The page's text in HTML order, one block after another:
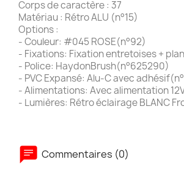
Corps de caractère : 37
Matériau : Rétro ALU (n°15)
Options :
- Couleur: #045 ROSE(n°92)
- Fixations: Fixation entretoises +
- Police: HaydonBrush(n°625290)
- PVC Expansé: Alu-C avec
- Alimentations: Avec alimentation
- Lumières: Rétro éclairage BLANC
Commentaires (0)